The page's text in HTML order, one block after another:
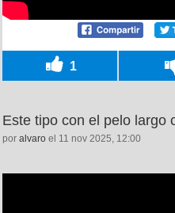
1
Este tipo con el pelo largo
por alvaro el 11 nov 2025, 12:00